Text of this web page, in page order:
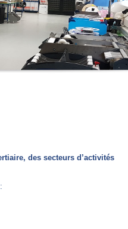
des secteurs d’activités